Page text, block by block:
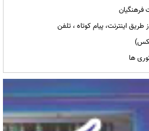
اینترنت، پیام کوتاه ، تلفن
ها